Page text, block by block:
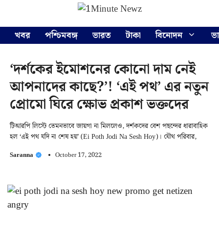
content
খবর
পশ্চিমবঙ্গ ভারত টাকা বিনোদন
‘দর্শকের ইমোশনের কোনো দাম নেই
আপনাদের কাছে?’! ‘এই পথ’ এর নতুন
প্রোমো ঘিরে ক্ষোভ প্রকাশ ভক্তদের
টিআরপি লিস্টে তেমনভাবে জায়গা না মিললেও, দর্শকদের বেশ পছন্দের ধারাবাহিক
হল ‘এই পথ যদি না শেষ হয়’ (Ei Poth Jodi Na Sesh Hoy)। যৌথ পরিবার,
Saranna October 17, 2022